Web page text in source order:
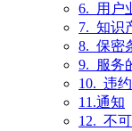
6. 用户
7. 知识
8. 保密
9. 服务
10. 违
11.通知
12. 不